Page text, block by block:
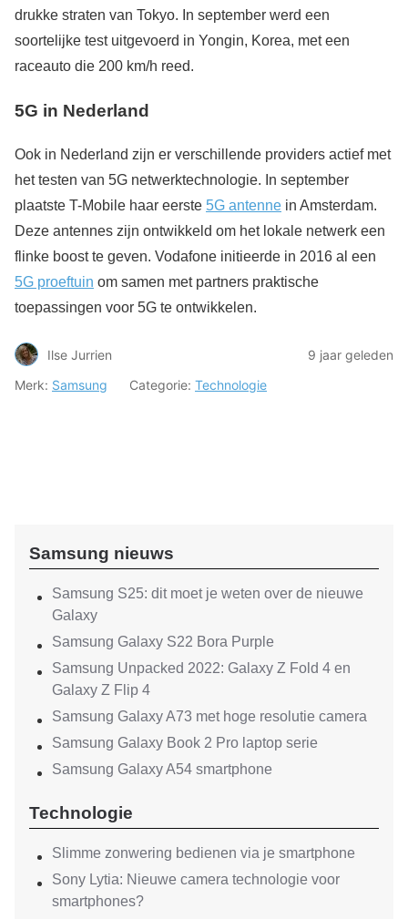
drukke straten van Tokyo. In september werd een
soortelijke test uitgevoerd in Yongin, Korea, met een
raceauto die 200 km/h reed.
5G in Nederland
Ook in Nederland zijn er verschillende providers actief met
het testen van 5G netwerktechnologie. In september
plaatste T-Mobile haar eerste 5G antenne in Amsterdam.
Deze antennes zijn ontwikkeld om het lokale netwerk een
flinke boost te geven. Vodafone initieerde in 2016 al een
5G proeftuin om samen met partners praktische
toepassingen voor 5G te ontwikkelen.
Ilse Jurrien
9 jaar geleden
Merk: Samsung Categorie: Technologie
Samsung nieuws
Samsung S25: dit moet je weten over de nieuwe
Galaxy
Samsung Galaxy S22 Bora Purple
Samsung Unpacked 2022: Galaxy Z Fold 4 en
Galaxy Z Flip 4
Samsung Galaxy A73 met hoge resolutie camera
Samsung Galaxy Book 2 Pro laptop serie
Samsung Galaxy A54 smartphone
Technologie
Slimme zonwering bedienen via je smartphone
Sony Lytia: Nieuwe camera technologie voor
smartphones?